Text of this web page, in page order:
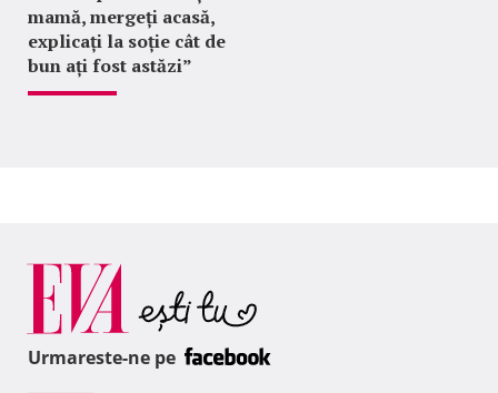
mamă, mergeți acasă,
explicați la soție cât de
bun ați fost astăzi”
Urmareste-ne pe